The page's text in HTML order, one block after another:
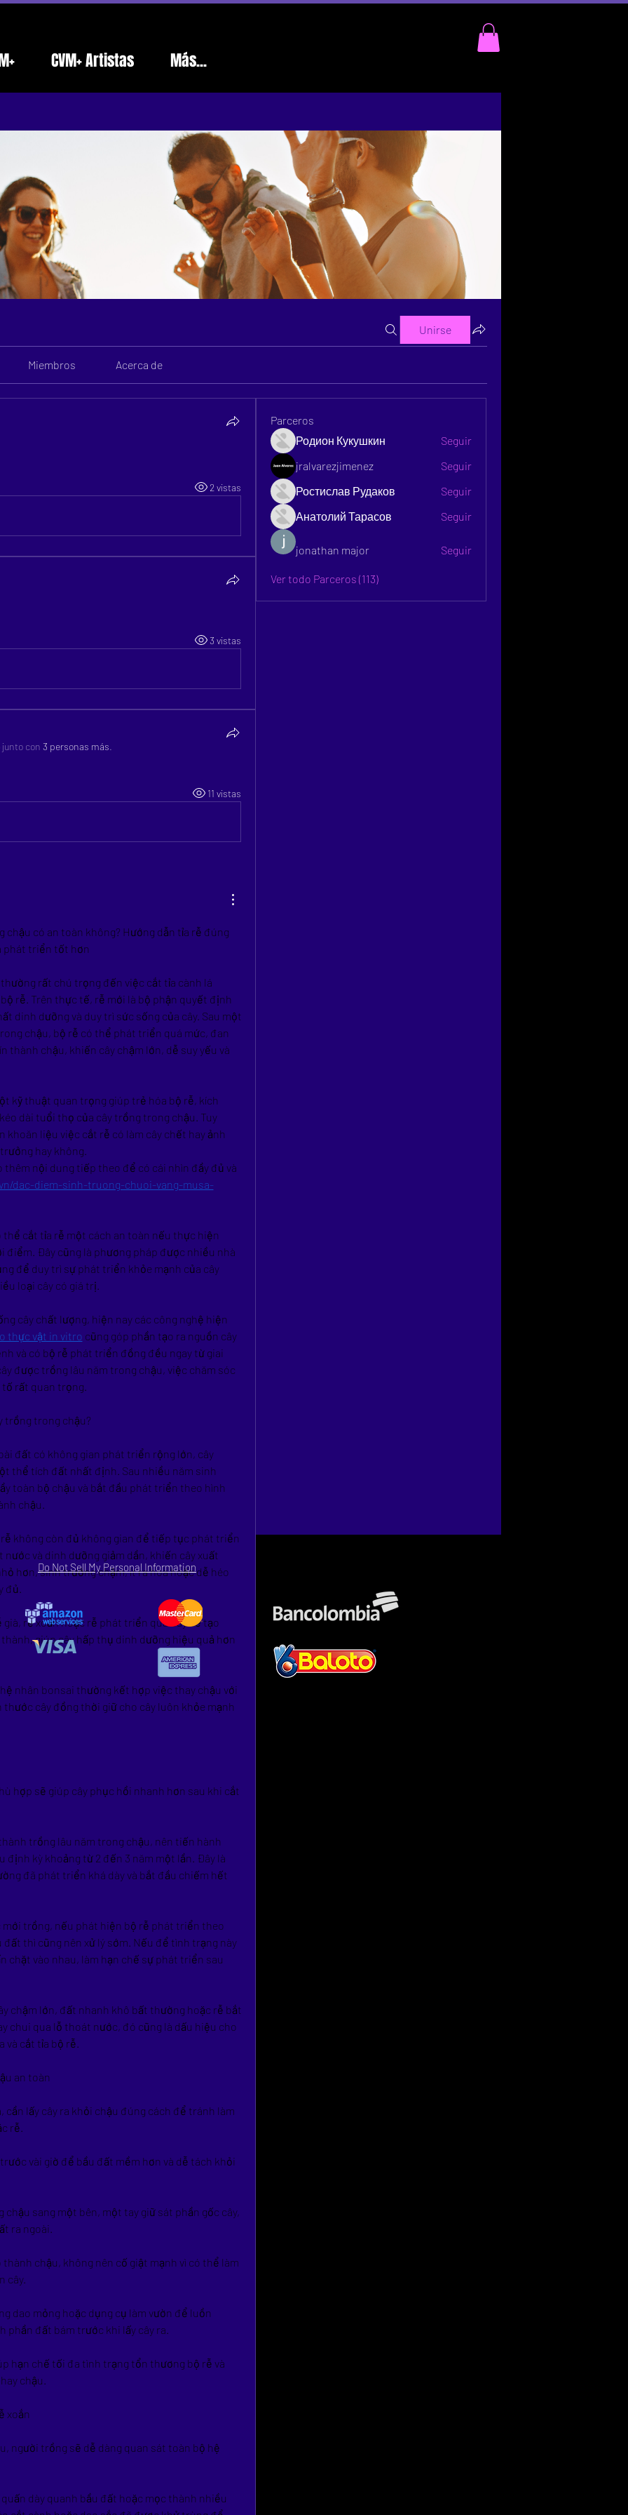
CVM+ Artistas Más...
Unirse
Miembros Acerca de
2 vistas
3 vistas
junto con 3 personas más
11 vistas
chậu có an toàn không? Hướng dẫn tỉa rễ đúng
phát triển tốt hơn
rất chú trọng đến việc cắt tỉa cành lá
rễ. Trên thực tế, rễ mới là bộ phận quyết định
dinh dưỡng và duy trì sức sống của cây. Sau một
chậu, bộ rễ có thể phát triển quá mức, đan
thành chậu, khiến cây chậm lớn, dễ suy yếu và
kỹ thuật quan trọng giúp trẻ hóa bộ rễ, kích
dài tuổi thọ của cây trồng trong chậu. Tuy
khoăn liệu việc cắt rễ có làm cây chết hay ảnh
hay không.
nội dung tiếp theo để có cái nhìn đầy đủ và
dac-diem-sinh-truong-chuoi-vang-musa-
thể cắt tỉa rễ một cách an toàn nếu thực hiện
điểm. Đây cũng là phương pháp được nhiều nhà
để duy trì sự phát triển khỏe mạnh của cây
loại cây có giá trị.
cây chất lượng, hiện nay các công nghệ hiện
thực vật in vitro cũng góp phần tạo ra nguồn cây
và có bộ rễ phát triển đồng đều ngay từ giai
được trồng lâu năm trong chậu, việc chăm sóc
tố rất quan trọng.
trồng trong chậu?
đất có không gian phát triển rộng lớn, cây
thể tích đất nhất định. Sau nhiều năm sinh
toàn bộ chậu và bắt đầu phát triển theo hình
chậu.
không còn đủ không gian để tiếp tục phát triển
và dinh dưỡng giảm dần, khiến cây xuất
hơn, sinh trưởng chậm, ít ra hoa hoặc dễ héo
đủ.
rễ xoắn hoặc rễ phát triển quá dày sẽ tạo
giúp cây hấp thụ dinh dưỡng hiệu quả hơn
nhân bonsai thường kết hợp việc thay chậu với
thước cây đồng thời giữ cho cây luôn khỏe mạnh
hợp sẽ giúp cây phục hồi nhanh hơn sau khi cắt
trồng lâu năm trong chậu, nên tiến hành
định kỳ khoảng từ 2 đến 3 năm một lần. Đây là
đã phát triển khá dày và bắt đầu chiếm hết
mới trồng, nếu phát hiện bộ rễ phát triển theo
thì cũng nên xử lý sớm. Nếu để tình trạng này
chặt vào nhau, làm hạn chế sự phát triển sau
chậm lớn, đất nhanh khô bất thường hoặc rễ bắt
chui qua lỗ thoát nước, đó cũng là dấu hiệu cho
và cắt tỉa bộ rễ.
an toàn
cần lấy cây ra khỏi chậu đúng cách để tránh làm
rễ.
vài giờ để bầu đất mềm hơn và dễ tách khỏi
chậu sang một bên, một tay giữ sát phần gốc cây,
ra ngoài.
thành chậu, không nên cố giật mạnh vì có thể làm
cây.
dao mỏng hoặc dụng cụ làm vườn để luồn
phần đất bám trước khi lấy cây ra.
hạn chế tối đa tình trạng tổn thương bộ rễ và
chậu.
xoắn
người trồng sẽ dễ dàng quan sát toàn bộ hệ
dày quanh bầu đất hoặc mọc thành nhiều
Parceros
Родион Кукушкин
Seguir
jralvarezjimenez
Seguir
Ростислав Рудаков
Seguir
Анатолий Тарасов
Seguir
jonathan major Seguir
Ver todo Parceros (113)
Do Not Sell My Personal Information